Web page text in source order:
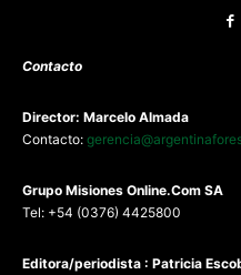
Contacto
Director: Marcelo Almada
Contacto:
Grupo Misiones Online.Com SA
Tel: +54 (0376) 4425800
Editora/periodista : Patricia